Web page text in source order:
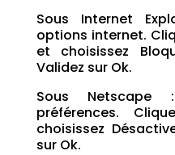
Sous Internet
options internet.
et choisissez
Validez sur Ok.
Sous
préférences.
choisissez
sur Ok.